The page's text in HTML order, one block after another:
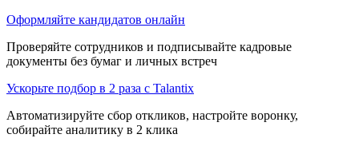
Оформляйте кандидатов онлайн
Проверяйте сотрудников и подписывайте кадровые
документы без бумаг и личных встреч
Ускорьте подбор в 2 раза с Talantix
Автоматизируйте сбор откликов, настройте воронку,
собирайте аналитику в 2 клика